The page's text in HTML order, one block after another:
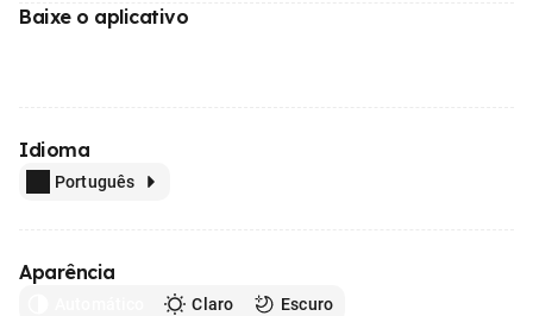
Baixe o aplicativo
Idioma
Português
Aparência
Claro Escuro